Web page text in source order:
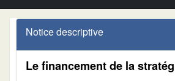
Notice descriptive
Le financement de la